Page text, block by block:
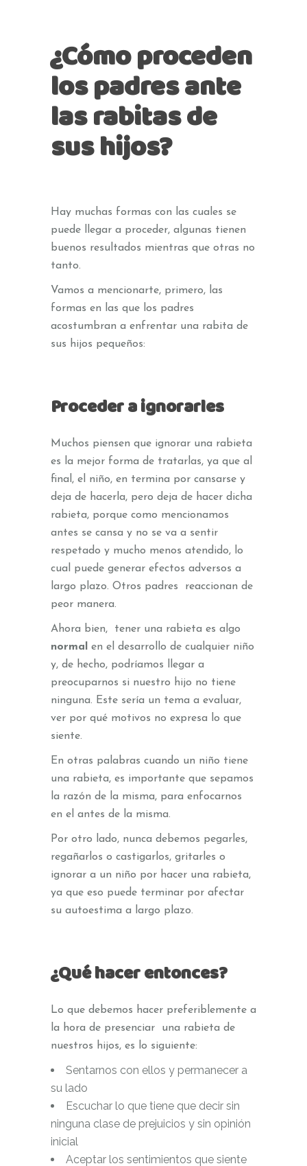
¿Cómo proceden
los padres ante
las rabitas de
sus hijos?
Hay muchas formas con las cuales se
puede llegar a proceder, algunas tienen
buenos resultados mientras que otras no
tanto.
Vamos a mencionarte, primero, las
formas en las que los padres
acostumbran a enfrentar una rabita de
sus hijos pequeños:
Proceder a ignorarles
Muchos piensen que ignorar una rabieta
es la mejor forma de tratarlas, ya que al
final, el niño, en termina por cansarse y
deja de hacerla, pero deja de hacer dicha
rabieta, porque como mencionamos
antes se cansa y no se va a sentir
respetado y mucho menos atendido, lo
cual puede generar efectos adversos a
largo plazo. Otros padres reaccionan de
peor manera.
Ahora bien, tener una rabieta es algo
normal
en el desarrollo de cualquier niño
y, de hecho, podríamos llegar a
preocuparnos si nuestro hijo no tiene
ninguna. Este sería un tema a evaluar,
ver por qué motivos no expresa lo que
siente.
En otras palabras cuando un niño tiene
una rabieta, es importante que sepamos
la razón de la misma, para enfocarnos
en el antes de la misma.
Por otro lado, nunca debemos pegarles,
regañarlos o castigarlos, gritarles o
ignorar a un niño por hacer una rabieta,
ya que eso puede terminar por afectar
su autoestima a largo plazo.
¿Qué hacer entonces?
Lo que debemos hacer preferiblemente a
la hora de presenciar una rabieta de
nuestros hijos, es lo siguiente:
Sentarnos con ellos y permanecer a
su lado
Escuchar lo que tiene que decir sin
ninguna clase de prejuicios y sin opinión
inicial
Aceptar los sentimientos que siente